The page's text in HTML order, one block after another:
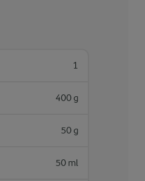
1
400 g
50 g
50 ml